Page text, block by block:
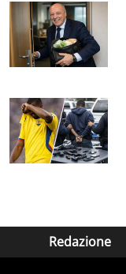
Redazione